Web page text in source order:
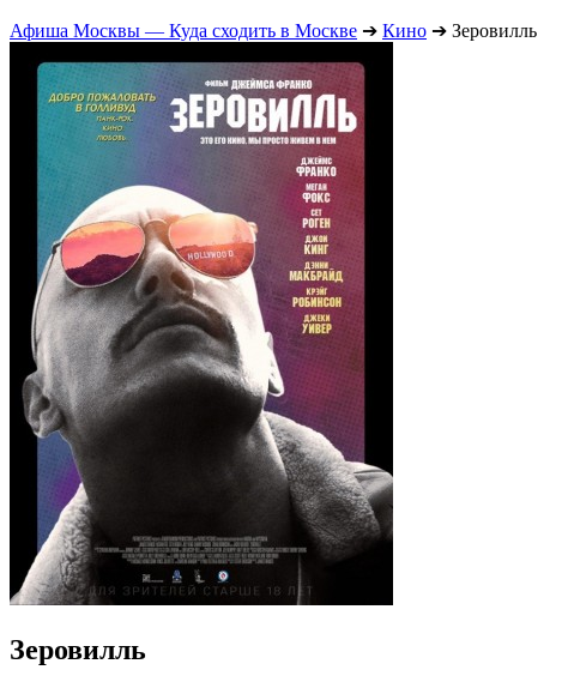
Афиша Москвы — Куда сходить в Москве ➔ Кино ➔ Зеровилль
Зеровилль